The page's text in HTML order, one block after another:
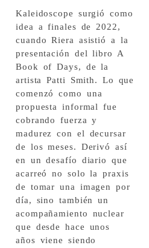
Kaleidoscope surgió como
idea a finales de 2022,
cuando Riera asistió a la
presentación del libro A
Book of Days, de la
artista Patti Smith. Lo que
comenzó como una
propuesta informal fue
cobrando fuerza y
madurez con el decursar
de los meses. Derivó así
en un desafío diario que
acarreó no solo la praxis
de tomar una imagen por
día, sino también un
acompañamiento nuclear
que desde hace unos
años viene siendo